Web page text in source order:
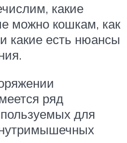
какие
можно кошкам, как
какие есть нюансы
ряд
для